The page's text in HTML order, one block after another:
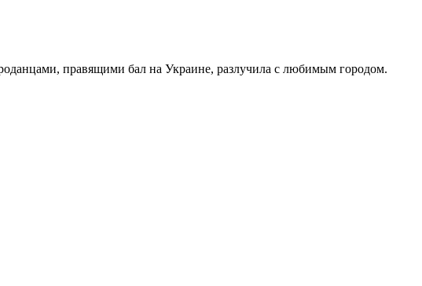
правящими бал на Украине, разлучила с любимым городом.